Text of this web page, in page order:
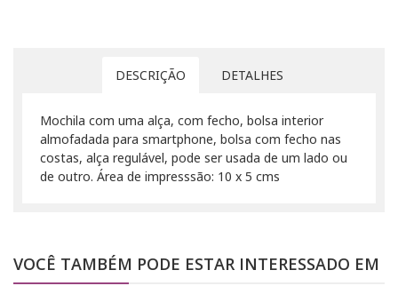
DESCRIÇÃO DETALHES
Mochila com uma alça, com fecho, bolsa interior
almofadada para smartphone, bolsa com fecho nas
costas, alça regulável, pode ser usada de um lado ou
de outro. Área de impresssão: 10 x 5 cms
VOCÊ TAMBÉM PODE ESTAR INTERESSADO EM